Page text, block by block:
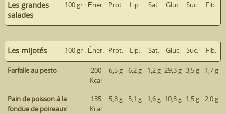
100 gr :
Les grandes
salades
Éner. Prot. Lip. Sat. Gluc. Suc. Fib.
100 gr :
Les mijotés Éner. Prot. Lip. Sat. Gluc. Suc. Fib.
Farfalle au pesto
200
Kcal
6,5 g 6,2 g 1,2 g 29,3 g 3,5 g 1,7 g
Pain de poisson à la
fondue de poireaux
135
Kcal
5,8 g 5,1 g 1,6 g 10,3 g 1,5 g 2,0 g